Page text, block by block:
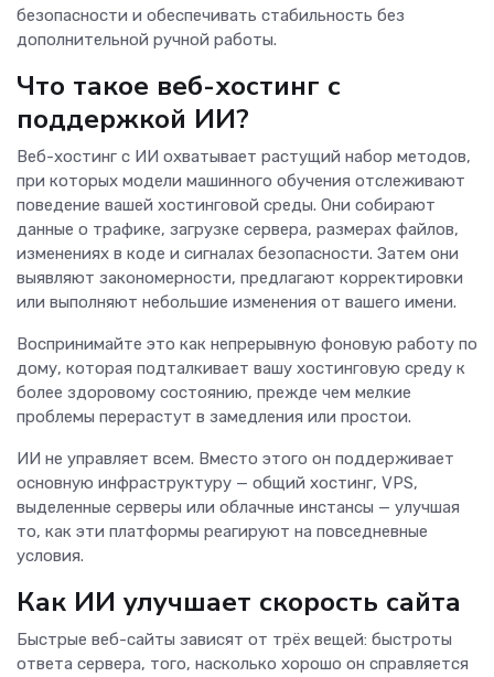
безопасности и обеспечивать стабильность без
дополнительной ручной работы.
Что такое веб-хостинг с
поддержкой ИИ?
Веб-хостинг с ИИ охватывает растущий набор методов,
при которых модели машинного обучения отслеживают
поведение вашей хостинговой среды. Они собирают
данные о трафике, загрузке сервера, размерах файлов,
изменениях в коде и сигналах безопасности. Затем они
выявляют закономерности, предлагают корректировки
или выполняют небольшие изменения от вашего имени.
Воспринимайте это как непрерывную фоновую работу по
дому, которая подталкивает вашу хостинговую среду к
более здоровому состоянию, прежде чем мелкие
проблемы перерастут в замедления или простои.
ИИ не управляет всем. Вместо этого он поддерживает
основную инфраструктуру — общий хостинг, VPS,
выделенные серверы или облачные инстансы — улучшая
то, как эти платформы реагируют на повседневные
условия.
Как ИИ улучшает скорость сайта
Быстрые веб-сайты зависят от трёх вещей: быстроты
ответа сервера, того, насколько хорошо он справляется